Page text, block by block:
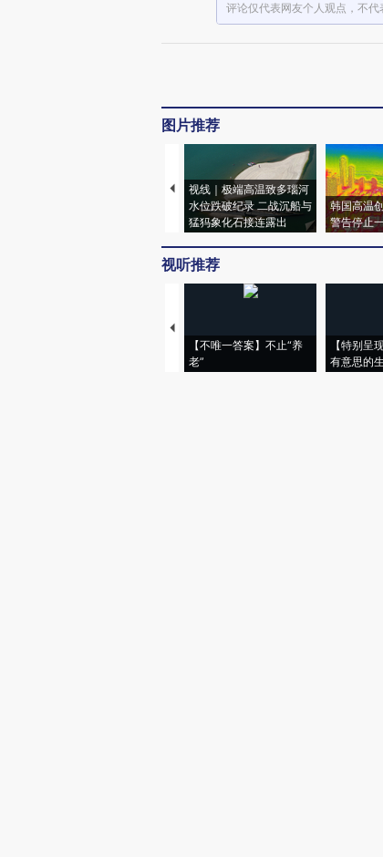
评论仅代表网友个人观点，不代
图片推荐
视线｜极端高温致多瑙河
水位跌破纪录 二战沉船与
猛犸象化石接连露出
韩国高温
警告停止
视听推荐
【不唯一答案】不止“养
老”
【特别呈
有意思的